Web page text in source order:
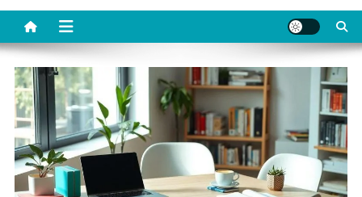
completas e conteúdos úteis para começar, evoluir e se destacar
como redator freelancer no mercado digital.